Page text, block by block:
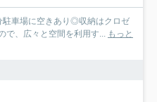
車場に空きあり◎収納はクロゼ
で、広々と空間を利用す... もっと